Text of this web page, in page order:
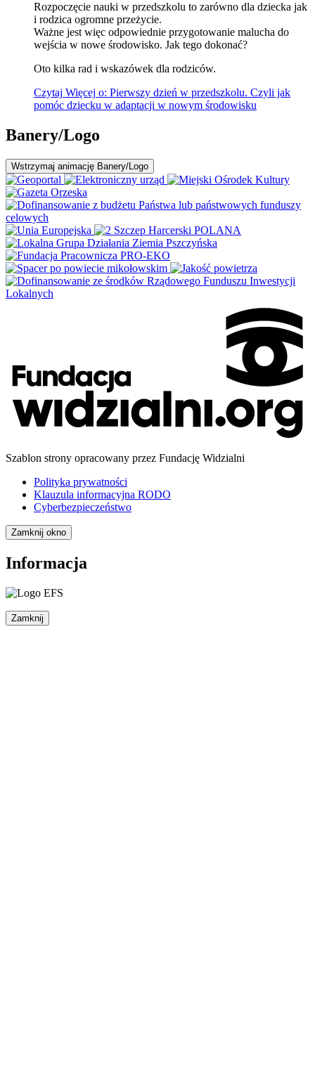
Rozpoczęcie nauki w przedszkolu to zarówno dla dziecka jak
i rodzica ogromne przeżycie.
Ważne jest więc odpowiednie przygotowanie malucha do
wejścia w nowe środowisko. Jak tego dokonać?
Oto kilka rad i wskazówek dla rodziców.
Czytaj Więcej o: Pierwszy dzień w przedszkolu. Czyli jak
pomóc dziecku w adaptacji w nowym środowisku
Banery/Logo
Wstrzymaj animację Banery/Logo
Szablon strony opracowany przez Fundację Widzialni
Polityka prywatności
Klauzula informacyjna RODO
Cyberbezpieczeństwo
Zamknij okno
Informacja
Zamknij